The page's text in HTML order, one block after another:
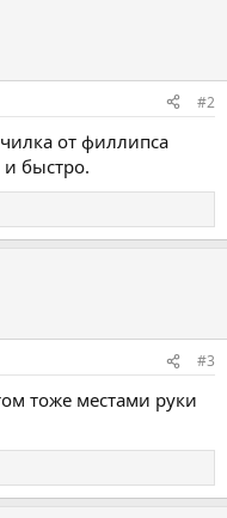
#2
от филлипса
быстро.
#3
тоже местами руки